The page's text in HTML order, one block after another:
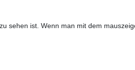
sehen ist. Wenn man mit dem